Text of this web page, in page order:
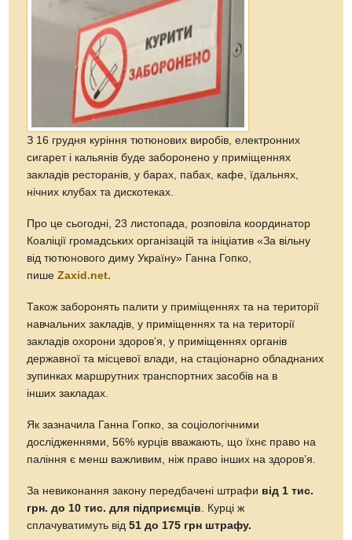
З 16 грудня куріння тютюнових виробів, електронних
сигарет і кальянів буде заборонено у приміщеннях
закладів ресторанів, у барах, пабах, кафе, їдальнях,
нічних клубах та дискотеках.
Про це сьогодні, 23 листопада, розповіла координатор
Коаліції громадських організацій та ініціатив «За вільну
від тютюнового диму Україну» Ганна Гопко,
пишеZaxid.net.
Також заборонять палити у приміщеннях та на території
навчальних закладів, у приміщеннях та на території
закладів охорони здоров’я, у приміщеннях органів
державної та місцевої влади, на стаціонарно обладнаних
зупинках маршрутних транспортних засобів на в
інших закладах.
Як зазначила Ганна Гопко, за соціологічними
дослідженнями, 56% курців вважають, що їхнє право на
паління є менш важливим, ніж право інших на здоров’я.
За невиконання закону передбачені штрафи від 1 тис.
грн. до 10 тис. для підприємців . Курці ж
сплачуватимуть від51 до 175 грн штрафу.